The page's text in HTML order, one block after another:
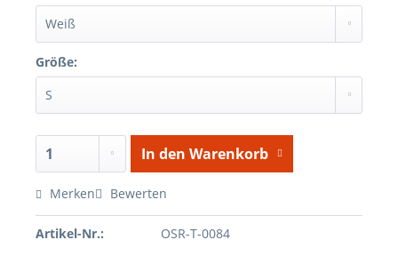
Größe:
In den Warenkorb
Merken Bewerten
Artikel-Nr.: OSR-T-0084